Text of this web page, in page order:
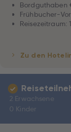
Bordguthaben
Frühbucher-
Reisezeitraum:
Zu den
2 Erwachsene
0 Kinder